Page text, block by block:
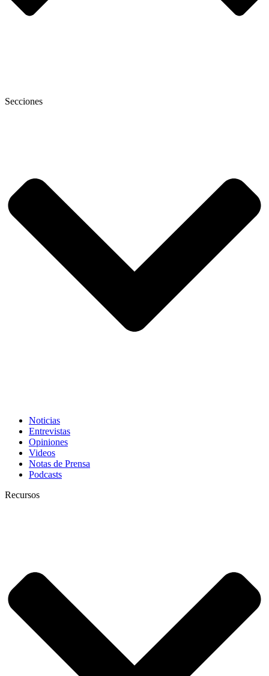
Secciones
Noticias
Entrevistas
Opiniones
Videos
Notas de Prensa
Podcasts
Recursos